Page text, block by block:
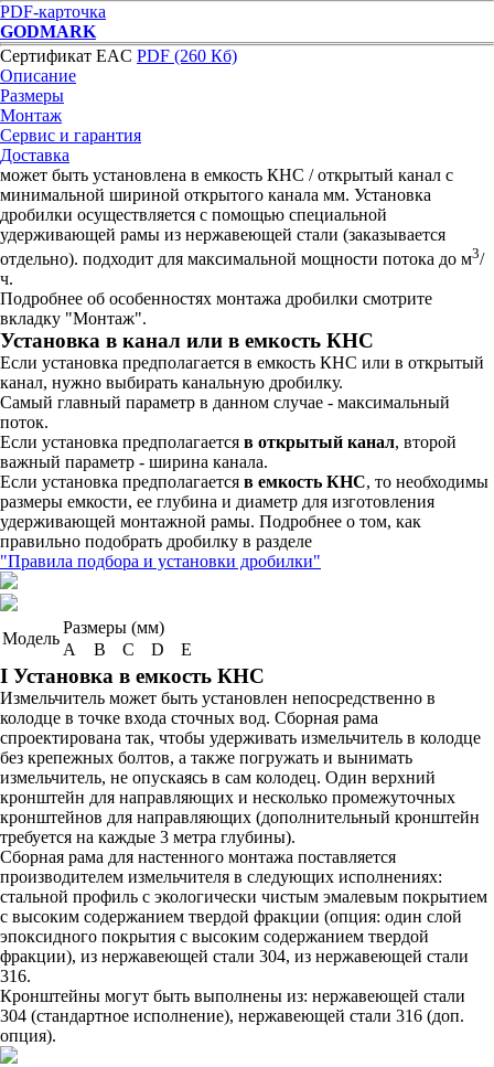
PDF-карточка
GODMARK
Сертификат EAC PDF (260 Кб)
Описание
Размеры
Монтаж
Сервис и гарантия
Доставка
может быть установлена в емкость КНС / открытый канал c
минимальной шириной открытого канала мм. Установка
дробилки осуществляется с помощью специальной
удерживающей рамы из нержавеющей стали (заказывается
отдельно). подходит для максимальной мощности потока до м3/
ч.
Подробнее об особенностях монтажа дробилки смотрите
вкладку "Монтаж".
Установка в канал или в емкость КНС
Если установка предполагается в емкость КНС или в открытый
канал, нужно выбирать канальную дробилку.
Самый главный параметр в данном случае - максимальный
поток.
Если установка предполагается в открытый канал, второй
важный параметр - ширина канала.
Если установка предполагается в емкость КНС, то необходимы
размеры емкости, ее глубина и диаметр для изготовления
удерживающей монтажной рамы. Подробнее о том, как
правильно подобрать дробилку в разделе
"Правила подбора и установки дробилки"
Модель
Размеры (мм)
А
B C D E
I Установка в емкость КНС
Измельчитель может быть установлен непосредственно в
колодце в точке входа сточных вод. Сборная рама
спроектирована так, чтобы удерживать измельчитель в колодце
без крепежных болтов, а также погружать и вынимать
измельчитель, не опускаясь в сам колодец. Один верхний
кронштейн для направляющих и несколько промежуточных
кронштейнов для направляющих (дополнительный кронштейн
требуется на каждые 3 метра глубины).
Сборная рама для настенного монтажа поставляется
производителем измельчителя в следующих исполнениях:
стальной профиль с экологически чистым эмалевым покрытием
с высоким содержанием твердой фракции (опция: один слой
эпоксидного покрытия с высоким содержанием твердой
фракции), из нержавеющей стали 304, из нержавеющей стали
316.
Кронштейны могут быть выполнены из: нержавеющей стали
304 (стандартное исполнение), нержавеющей стали 316 (доп.
опция).